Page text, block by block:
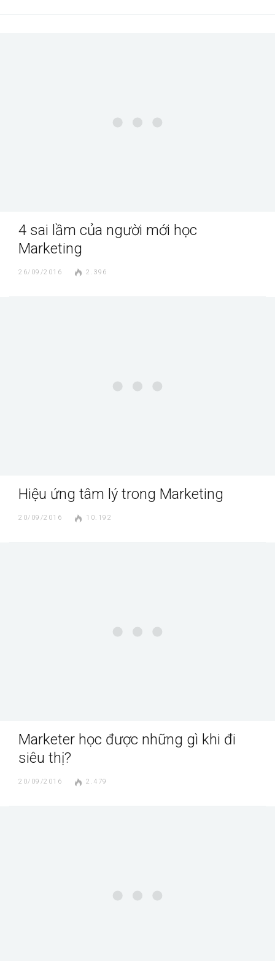
4 sai lầm của người mới học
Marketing
26/09/2016 2.396
Hiệu ứng tâm lý trong Marketing
20/09/2016 10.192
Marketer học được những gì khi đi
siêu thị?
20/09/2016 2.479